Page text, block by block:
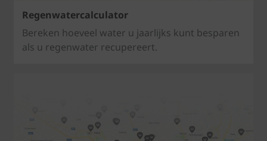
Regenwatercalculator
Bereken hoeveel water u jaarlijks kunt besparen
als u regenwater recupereert.